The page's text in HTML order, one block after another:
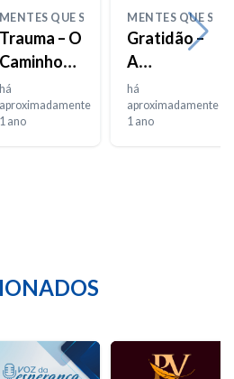
MENTES QUE SENTEM
Trauma – O
Caminho
de
Regresso –
Parte 2
há
aproximadamente
1 ano
MENTES QUE
Gratidão –
A
Importância
dos
Pequenos
há
aproximadamente
1 ano